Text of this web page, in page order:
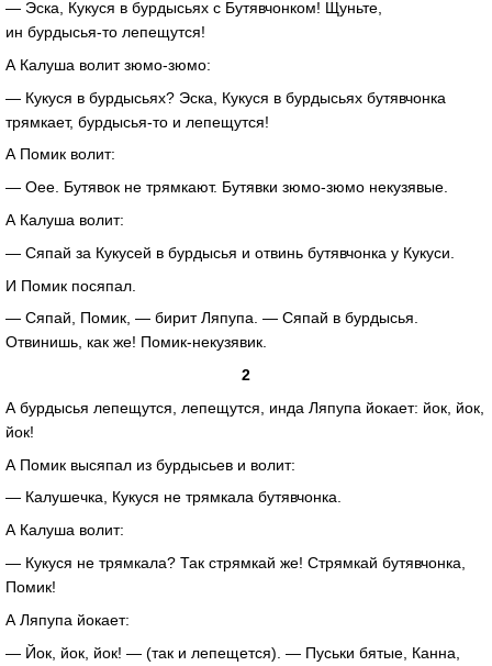
— Эска, Кукуся в бурдысьях с Бутявчонком! Щуньте,
ин бурдысья-то лепещутся!
А Калуша волитзюмо-зюмо:
— Кукуся в бурдысьях? Эска, Кукуся в бурдысьях бутявчонка
трямкает, бурдысья-то и лепещутся!
А Помик волит:
— Оее. Бутявок не трямкают. Бутявки зюмо-зюмо некузявые.
А Калуша волит:
— Сяпай за Кукусей в бурдысья и отвинь бутявчонка у Кукуси.
И Помик посяпал.
— Сяпай, Помик, — бирит Ляпупа. — Сяпай в бурдысья.
Отвинишь, как же! Помик-некузявик.
2
А бурдысья лепещутся, лепещутся, инда Ляпупа йокает: йок, йок,
йок!
А Помик высяпал из бурдысьев и волит:
— Калушечка, Кукуся не трямкала бутявчонка.
А Калуша волит:
— Кукуся не трямкала? Так стрямкай же! Стрямкай бутявчонка,
Помик!
А Ляпупа йокает:
— Йок, йок, йок! — (так и лепещется). — Пуськи бятые, Канна,